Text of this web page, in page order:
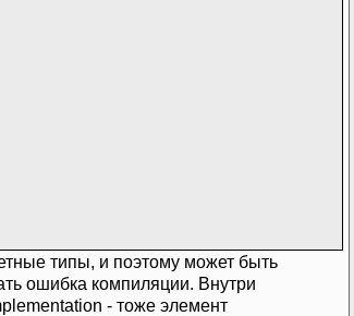
типы, и поэтому может быть
ошибка компиляции. Внутри
- тоже элемент